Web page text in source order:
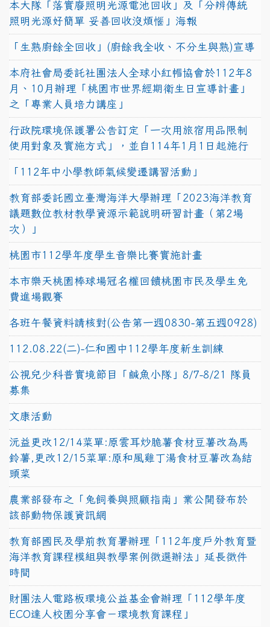
本大隊「落實廢照明光源電池回收」及「分辨傳統
照明光源好簡單 妥善回收沒煩惱」海報
「生熟廚餘全回收」(廚餘我全收、不分生與熟)宣導
本府社會局委託社團法人全球小紅帽協會於112年8
月、10月辦理「桃園市世界經期衛生日宣導計畫」
之「專業人員培力講座」
行政院環境保護署公告訂定「一次用旅宿用品限制
使用對象及實施方式」，並自114年1月1日起施行
「112年中小學教師氣候變遷講習活動」
教育部委託國立臺灣海洋大學辦理「2023海洋教育
議題數位教材教學資源示範說明研習計畫（第2場
次）」
桃園市112學年度學生音樂比賽實施計畫
本市樂天桃園棒球場冠名權回饋桃園市民及學生免
費進場觀賽
各班午餐資料請核對(公告第一週0830-第五週0928)
112.08.22(二)-仁和國中112學年度新生訓練
公視兒少科普實境節目「鹹魚小隊」8/7-8/21 隊員
募集
文康活動
沅益更改12/14菜單:原雲耳炒脆薯食材豆薯改為馬
鈴薯,更改12/15菜單:原和風雞丁湯食材豆薯改為結
頭菜
農業部發布之「兔飼養與照顧指南」業公開發布於
該部動物保護資訊網
教育部國民及學前教育署辦理「112年度戶外教育暨
海洋教育課程模組與教學案例徵選辦法」延長徵件
時間
財團法人電路板環境公益基金會辦理「112學年度
ECO達人校園分享會－環境教育課程」